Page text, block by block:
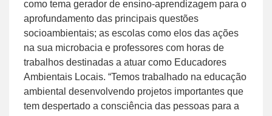
como tema gerador de ensino-aprendizagem para o
aprofundamento das principais questões
socioambientais; as escolas como elos das ações
na sua microbacia e professores com horas de
trabalhos destinadas a atuar como Educadores
Ambientais Locais. “Temos trabalhado na educação
ambiental desenvolvendo projetos importantes que
tem despertado a consciência das pessoas para a